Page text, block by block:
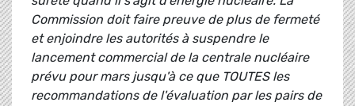
Commission doit faire preuve de plus de fermeté
et enjoindre les autorités à suspendre le
lancement commercial de la centrale nucléaire
prévu pour mars jusqu'à ce que TOUTES les
recommandations de l'évaluation par les pairs de